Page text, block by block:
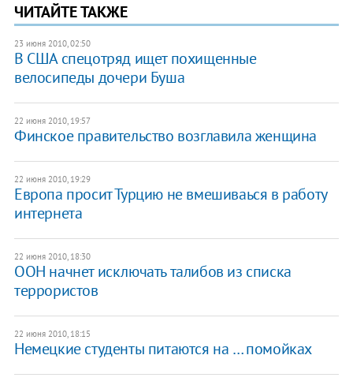
ЧИТАЙТЕ ТАКЖЕ
23 июня 2010, 02:50
В США спецотряд ищет похищенные
велосипеды дочери Буша
22 июня 2010, 19:57
Финское правительство возглавила женщина
22 июня 2010, 19:29
Европа просит Турцию не вмешиваься в работу
интернета
22 июня 2010, 18:30
ООН начнет исключать талибов из списка
террористов
22 июня 2010, 18:15
Немецкие студенты питаются на … помойках